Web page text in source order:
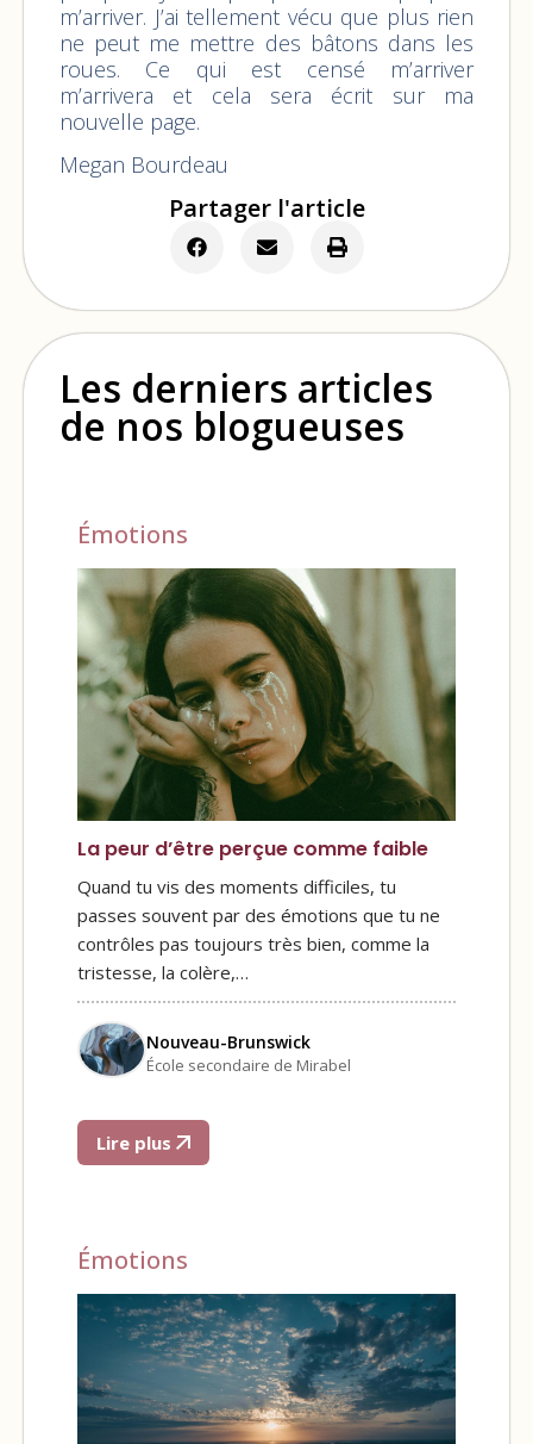
m’arriver. J’ai tellement vécu que plus rien
ne peut me mettre des bâtons dans les
roues. Ce qui est censé m’arriver
m’arrivera et cela sera écrit sur ma
nouvelle page.
Megan Bourdeau
Partager l'article
Les derniers articles
de nos blogueuses
Émotions
La peur d’être perçue comme faible
Quand tu vis des moments difficiles, tu
passes souvent par des émotions que tu ne
contrôles pas toujours très bien, comme la
tristesse, la colère,…
Nouveau-Brunswick
École secondaire de Mirabel
Lire plus
Émotions